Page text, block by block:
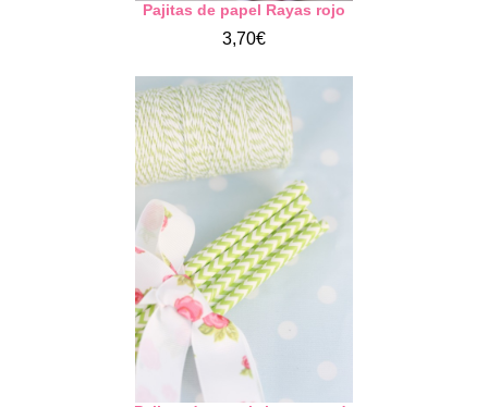
Pajitas de papel Rayas rojo
3,70€